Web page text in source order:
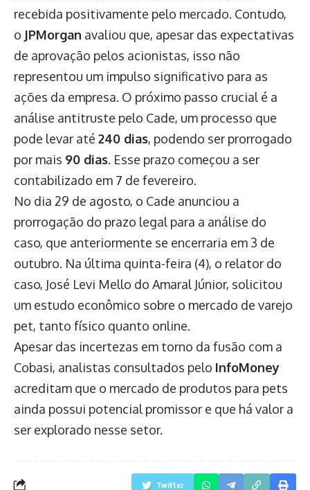
recebida positivamente pelo mercado. Contudo,
o JPMorgan avaliou que, apesar das expectativas
de aprovação pelos acionistas, isso não
representou um impulso significativo para as
ações da empresa. O próximo passo crucial é a
análise antitruste pelo Cade, um processo que
pode levar até 240 dias, podendo ser prorrogado
por mais 90 dias. Esse prazo começou a ser
contabilizado em 7 de fevereiro.
No dia 29 de agosto, o Cade anunciou a
prorrogação do prazo legal para a análise do
caso, que anteriormente se encerraria em 3 de
outubro. Na última quinta-feira (4), o relator do
caso, José Levi Mello do Amaral Júnior, solicitou
um estudo econômico sobre o mercado de varejo
pet, tanto físico quanto online.
Apesar das incertezas em torno da fusão com a
Cobasi, analistas consultados pelo InfoMoney
acreditam que o mercado de produtos para pets
ainda possui potencial promissor e que há valor a
ser explorado nesse setor.
Twitter